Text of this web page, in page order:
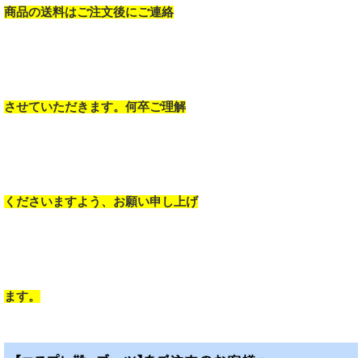
商品の送料はご注文後にご連絡
させていただきます。何卒ご理解
くださいますよう、お願い申し上げ
ます。